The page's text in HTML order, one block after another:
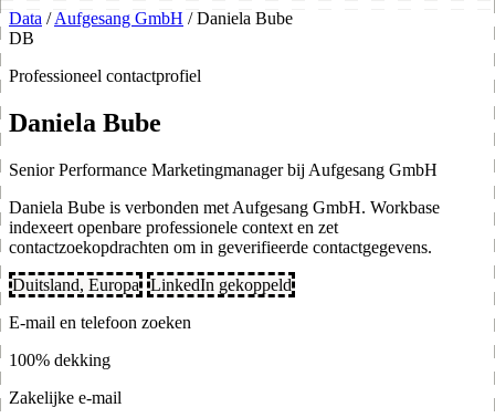
Data / Aufgesang GmbH / Daniela Bube
DB
Professioneel contactprofiel
Daniela Bube
Senior Performance Marketingmanager bij Aufgesang GmbH
Daniela Bube is verbonden met Aufgesang GmbH. Workbase
indexeert openbare professionele context en zet
contactzoekopdrachten om in geverifieerde contactgegevens.
Duitsland, Europa
LinkedIn gekoppeld
E-mail en telefoon zoeken
100% dekking
Zakelijke e-mail